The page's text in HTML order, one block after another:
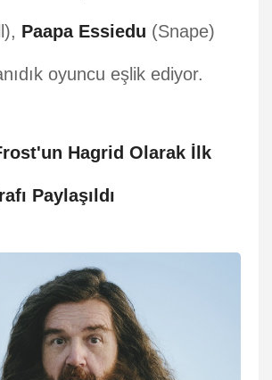
Paapa Essiedu (Snape)
oyuncu eşlik ediyor.
Hagrid Olarak İlk
Paylaşıldı